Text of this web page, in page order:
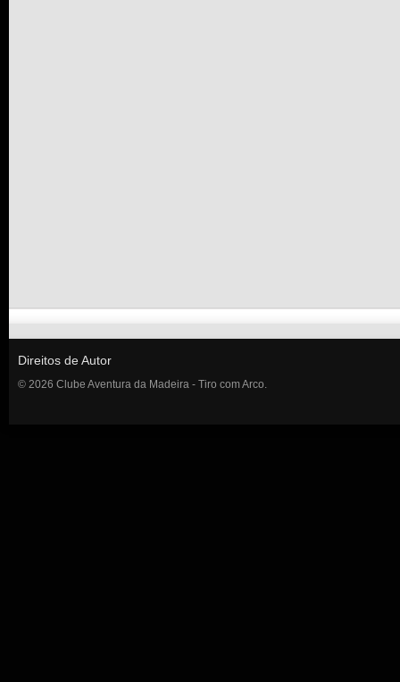
Direitos de Autor
© 2026 Clube Aventura da Madeira - Tiro com Arco.